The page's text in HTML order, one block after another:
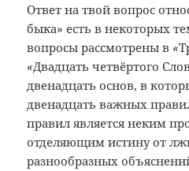
Ответ на твой вопрос
быка» есть в некоторых
вопросы рассмотрены в «
«Двадцать четвёртого
двенадцать основ, в
двенадцать важных
правил является неким
отделяющим истину от
разнообразных